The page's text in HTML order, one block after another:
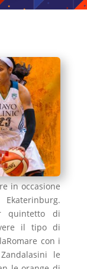
in occasione
quintetto di
il tipo di
con i
le